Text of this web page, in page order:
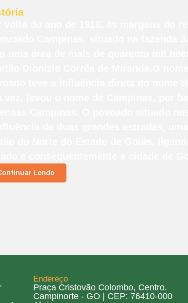
Lendo
Endereço
Praça Cristovão Colombo, Centro.
Campinorte - GO | CEP: 76410-000